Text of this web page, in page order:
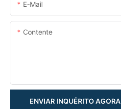
E-Mail
Contente
ENVIAR INQUÉRITO AGORA